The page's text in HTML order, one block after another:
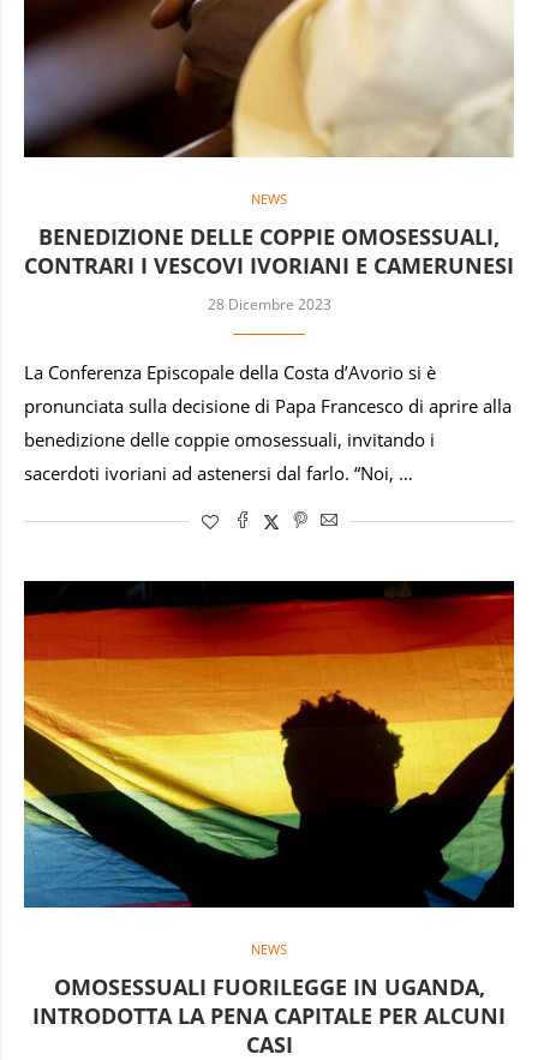
NEWS
BENEDIZIONE DELLE COPPIE OMOSESSUALI,
CONTRARI I VESCOVI IVORIANI E CAMERUNESI
28 Dicembre 2023
La Conferenza Episcopale della Costa d’Avorio si è
pronunciata sulla decisione di Papa Francesco di aprire alla
benedizione delle coppie omosessuali, invitando i
sacerdoti ivoriani ad astenersi dal farlo. “Noi, …
NEWS
OMOSESSUALI FUORILEGGE IN UGANDA,
INTRODOTTA LA PENA CAPITALE PER ALCUNI
CASI